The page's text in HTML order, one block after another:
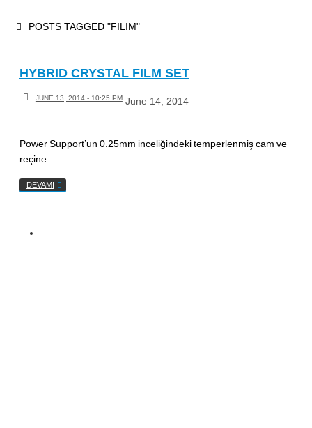
HOMEPOSTS TAGGED "FILIM"
HYBRID CRYSTAL FILM SET
JUNE 13, 2014 - 10:25 PM June 14, 2014
Power Support’un 0.25mm inceliğindeki temperlenmiş cam ve
reçine …
DEVAMI